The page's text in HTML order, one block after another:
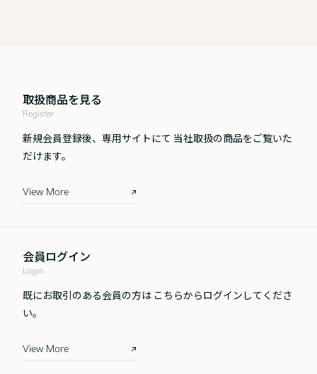
取扱商品を見る
Register
新規会員登録後、専用サイトにて 当社取扱の商品をご覧いた
だけます。
View More
会員ログイン
Login
既にお取引のある会員の方は こちらからログインしてくださ
い。
View More